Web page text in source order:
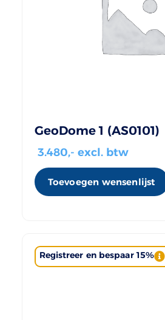
GeoDome 1 (AS0101)
3.480,- excl. btw
Toevoegen wensenlijst
Registreer en bespaar 15%